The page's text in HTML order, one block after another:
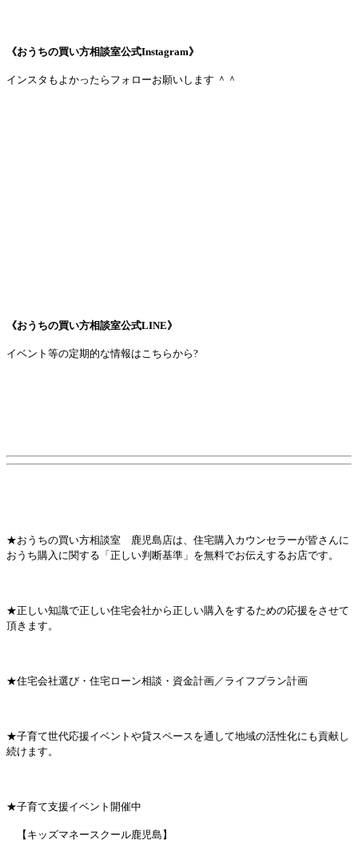
《おうちの買い方相談室公式Instagram》
インスタもよかったらフォローお願いします ＾＾
《おうちの買い方相談室公式LINE》
イベント等の定期的な情報はこちらから?
★おうちの買い方相談室 鹿児島店は、住宅購入カウンセラーが皆さんに
おうち購入に関する「正しい判断基準」を無料でお伝えするお店です。
★正しい知識で正しい住宅会社から正しい購入をするための応援をさせて
頂きます。
★住宅会社選び・住宅ローン相談・資金計画／ライフプラン計画
★子育て世代応援イベントや貸スペースを通して地域の活性化にも貢献し
続けます。
★子育て支援イベント開催中
【キッズマネースクール鹿児島】